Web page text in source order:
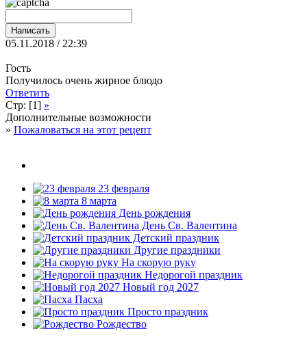
05.11.2018 / 22:39
Гость
Получилось очень жирное блюдо
Ответить
Стр: [1] »
Дополнительные возможности
» Пожаловаться на этот рецепт
23 февраля
8 марта
День рождения
День Св. Валентина
Детский праздник
Другие праздники
На скорую руку
Недорогой праздник
Новый год 2027
Пасха
Просто праздник
Рождество